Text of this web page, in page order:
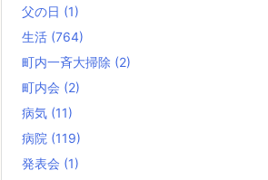
父の日 (1)
生活 (764)
町内一斉大掃除 (2)
町内会 (2)
病気 (11)
病院 (119)
発表会 (1)